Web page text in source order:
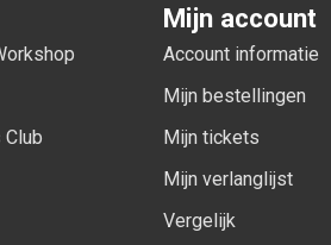
Mijn account
Account informatie
Mijn bestellingen
Mijn tickets
Mijn verlanglijst
Vergelijk